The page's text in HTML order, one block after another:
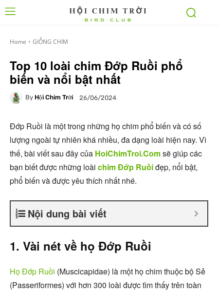
Home GIỐNG CHIM
Top 10 loài chim Đớp Ruồi phổ
biến và nổi bật nhất
By Hội Chim Trời 26/06/2024
Đớp Ruồi là một trong những họ chim phổ biến và có số
lượng ngoài tự nhiên khá nhiều, đa dạng loài hiện nay. Vì
thế, bài viết sau đây của HoiChimTroi.Comsẽ giúp các
bạn biết được những loài chim Đớp Ruồiđẹp, nổi bật,
phổ biến và được yêu thích nhất nhé.
Nội dung bài viết
1. Vài nét về họ Đớp Ruồi
Họ Đớp Ruồi (Muscicapidae) là một họ chim thuộc bộ Sẻ
(Passeriformes) với hơn 300 loài được tìm thấy trên toàn